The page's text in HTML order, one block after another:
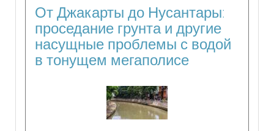
От Джакарты до Нусантары:
проседание грунта и другие
насущные проблемы с водой
в тонущем мегаполисе